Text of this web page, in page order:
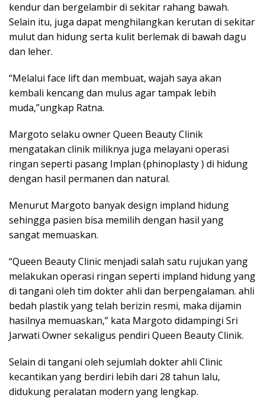
kendur dan bergelambir di sekitar rahang bawah.
Selain itu, juga dapat menghilangkan kerutan di sekitar
mulut dan hidung serta kulit berlemak di bawah dagu
dan leher.
“Melalui face lift dan membuat, wajah saya akan
kembali kencang dan mulus agar tampak lebih
muda,”ungkap Ratna.
Margoto selaku owner Queen Beauty Clinik
mengatakan clinik miliknya juga melayani operasi
ringan seperti pasang Implan (phinoplasty ) di hidung
dengan hasil permanen dan natural.
Menurut Margoto banyak design impland hidung
sehingga pasien bisa memilih dengan hasil yang
sangat memuaskan.
“Queen Beauty Clinic menjadi salah satu rujukan yang
melakukan operasi ringan seperti impland hidung yang
di tangani oleh tim dokter ahli dan berpengalaman. ahli
bedah plastik yang telah berizin resmi, maka dijamin
hasilnya memuaskan,” kata Margoto didampingi Sri
Jarwati Owner sekaligus pendiri Queen Beauty Clinik.
Selain di tangani oleh sejumlah dokter ahli Clinic
kecantikan yang berdiri lebih dari 28 tahun lalu,
didukung peralatan modern yang lengkap.